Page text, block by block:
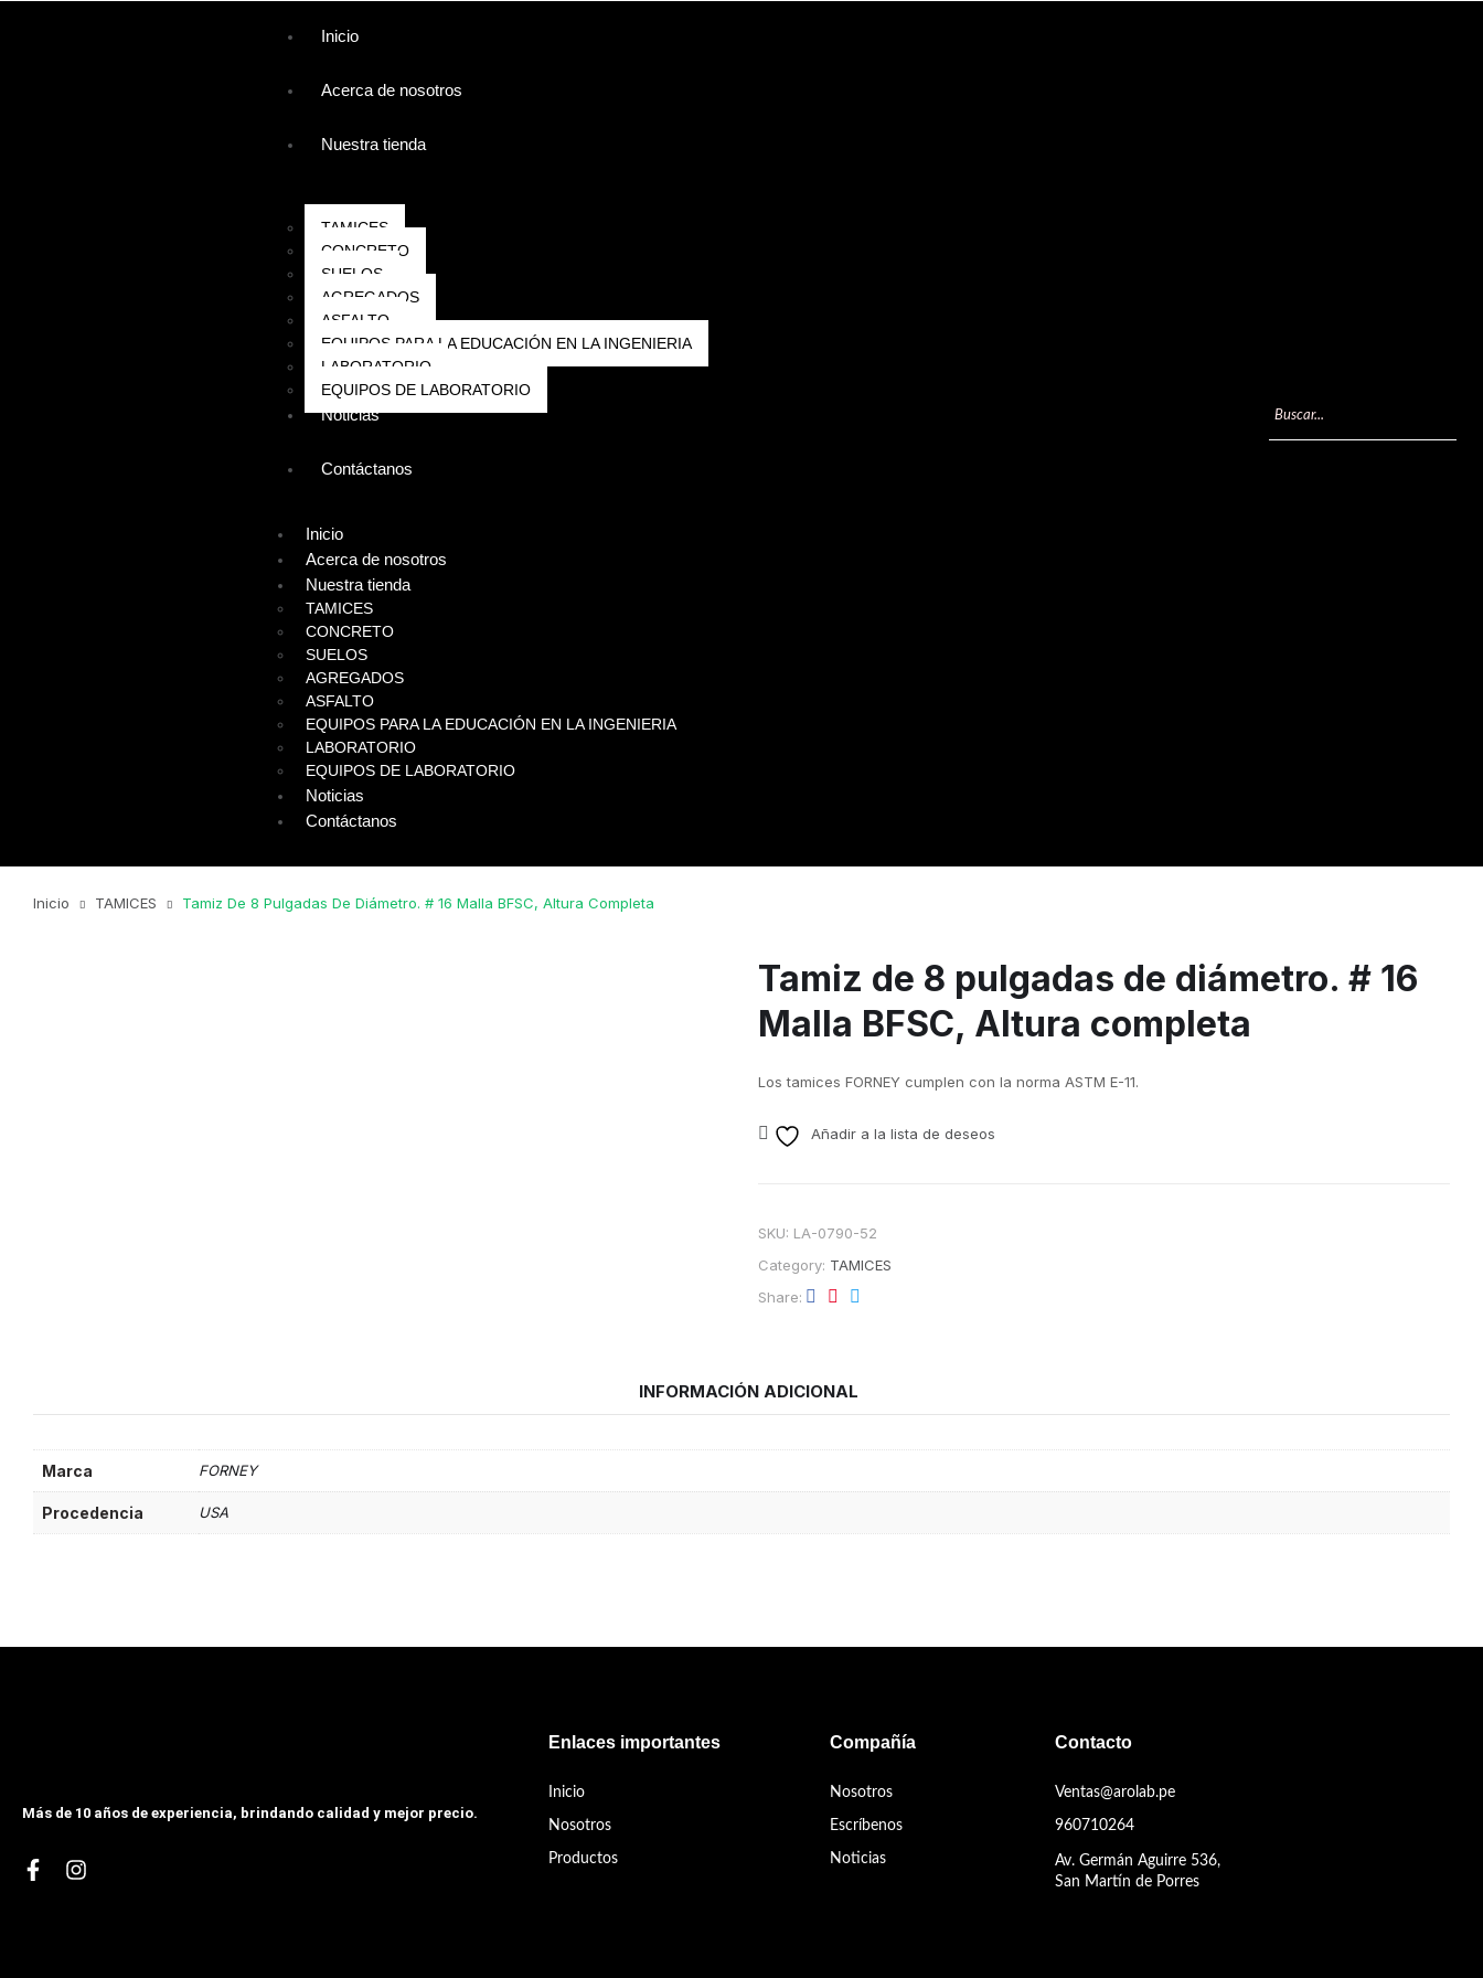
Inicio
Acerca de nosotros
Nuestra tienda
TAMICES
CONCRETO
SUELOS
AGREGADOS
ASFALTO
EQUIPOS PARA LA EDUCACIÓN EN LA INGENIERIA
LABORATORIO
EQUIPOS DE LABORATORIO
Noticias
Contáctanos
Inicio
Acerca de nosotros
Nuestra tienda
TAMICES
CONCRETO
SUELOS
AGREGADOS
ASFALTO
EQUIPOS PARA LA EDUCACIÓN EN LA INGENIERIA
LABORATORIO
EQUIPOS DE LABORATORIO
Noticias
Contáctanos
Inicio TAMICES Tamiz De 8 Pulgadas De Diámetro. # 16 Malla BFSC, Altura Completa
Tamiz de 8 pulgadas de diámetro. # 16
Malla BFSC, Altura completa
Los tamices FORNEY cumplen con la norma ASTM E-11.
Añadir a la lista de deseos
SKU: LA-0790-52
Category: TAMICES
Share
INFORMACIÓN ADICIONAL
Marca FORNEY
Procedencia USA
Más de 10 años de experiencia, brindando calidad y mejor precio.
Enlaces importantes
Inicio
Nosotros
Productos
Compañía
Nosotros
Escríbenos
Noticias
Contacto
Ventas@arolab.pe
960710264
Av. Germán Aguirre 536,
San Martín de Porres